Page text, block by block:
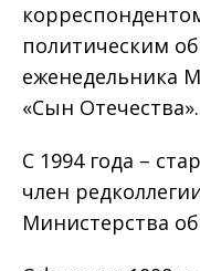
политическим
еженедельника
«Сын Отечества».
С 1994 года –
член
Министерства